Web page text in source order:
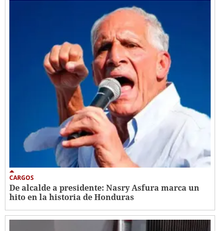
CARGOS
De alcalde a presidente: Nasry Asfura marca un
hito en la historia de Honduras